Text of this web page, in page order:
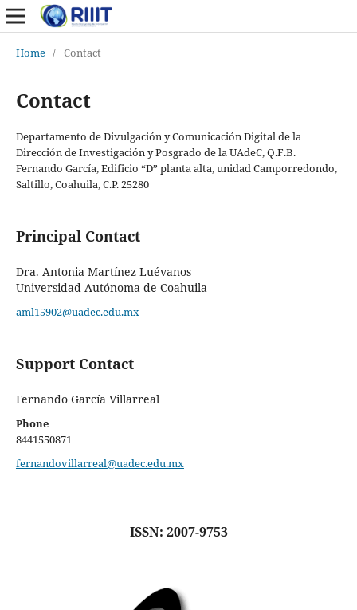
Home / Contact
Contact
Departamento de Divulgación y Comunicación Digital de la
Dirección de Investigación y Posgrado de la UAdeC, Q.F.B.
Fernando García, Edificio “D” planta alta, unidad Camporredondo,
Saltillo, Coahuila, C.P. 25280
Principal Contact
Dra. Antonia Martínez Luévanos
Universidad Autónoma de Coahuila
aml15902@uadec.edu.mx
Support Contact
Fernando García Villarreal
Phone
8441550871
fernandovillarreal@uadec.edu.mx
ISSN: 2007-9753